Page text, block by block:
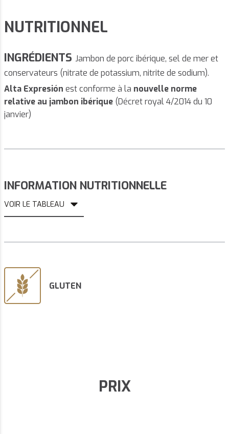
NUTRITIONNEL
INGRÉDIENTS Jambon de porc ibérique, sel de mer et
conservateurs (nitrate de potassium, nitrite de sodium).
Alta Expresión est conforme à la nouvelle norme
relative au jambon ibérique (Décret royal 4/2014 du 10
janvier)
INFORMATION NUTRITIONNELLE
VOIR LE TABLEAU
GLUTEN
PRIX